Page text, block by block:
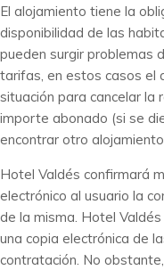
El alojamiento tiene la
disponibilidad de las
pueden surgir problemas
tarifas, en estos casos el
situación para cancelar la
importe abonado (si se
encontrar otro
Hotel Valdés confirmará
electrónico al usuario la
de la misma. Hotel
una copia electrónica de
contratación. No